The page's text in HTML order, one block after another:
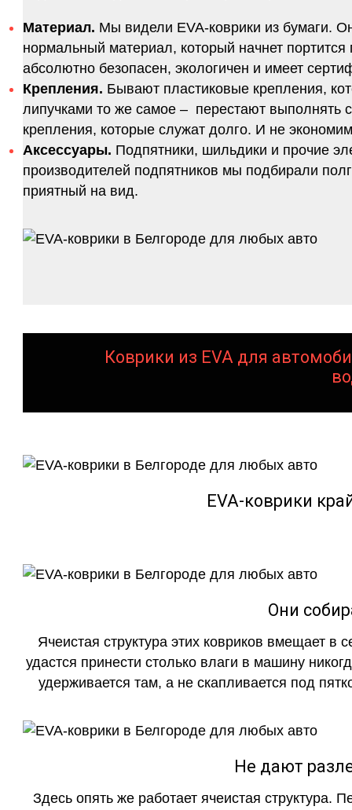
Материал. Мы видели EVA-коврики из бумаги.
нормальный материал, который начнет
абсолютно безопасен, экологичен и имеет
Крепления. Бывают пластиковые крепления,
липучками то же самое – перестают
крепления, которые служат долго. И не
Аксессуары. Подпятники, шильдики и прочие
производителей подпятников мы подбирали
приятный на вид.
Коврики из EVA для
EVA-коврики
Они
Ячеистая структура этих ковриков вмещает в
удастся принести столько влаги в машину
удерживается там, а не скапливается под
Не дают
Здесь опять же работает ячеистая структура.